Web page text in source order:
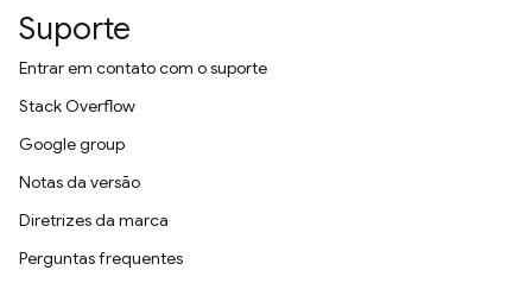
Suporte
Entrar em contato com o suporte
Stack Overflow
Google group
Notas da versão
Diretrizes da marca
Perguntas frequentes